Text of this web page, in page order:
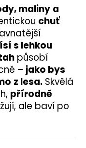
maliny a
chuť
s lehkou
působí
– jako bys
z lesa. Skvělá
přírodně
ale baví po